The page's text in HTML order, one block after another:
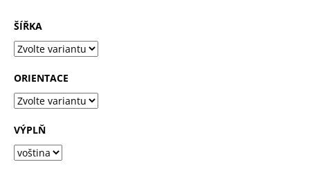
ŠÍŘKA
ORIENTACE
VÝPLŇ
D
p
o
r
u
č
u